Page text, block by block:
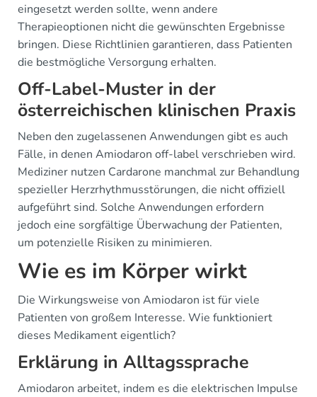
eingesetzt werden sollte, wenn andere
Therapieoptionen nicht die gewünschten Ergebnisse
bringen. Diese Richtlinien garantieren, dass Patienten
die bestmögliche Versorgung erhalten.
Off-Label-Muster in der
österreichischen klinischen Praxis
Neben den zugelassenen Anwendungen gibt es auch
Fälle, in denen Amiodaron off-label verschrieben wird.
Mediziner nutzen Cardarone manchmal zur Behandlung
spezieller Herzrhythmusstörungen, die nicht offiziell
aufgeführt sind. Solche Anwendungen erfordern
jedoch eine sorgfältige Überwachung der Patienten,
um potenzielle Risiken zu minimieren.
Wie es im Körper wirkt
Die Wirkungsweise von Amiodaron ist für viele
Patienten von großem Interesse. Wie funktioniert
dieses Medikament eigentlich?
Erklärung in Alltagssprache
Amiodaron arbeitet, indem es die elektrischen Impulse